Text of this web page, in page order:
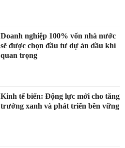
Doanh nghiệp 100% vốn nhà nước
sẽ được chọn đầu tư dự án dầu khí
quan trọng
Kinh tế biển: Động lực mới cho tăng
trưởng xanh và phát triển bền vững